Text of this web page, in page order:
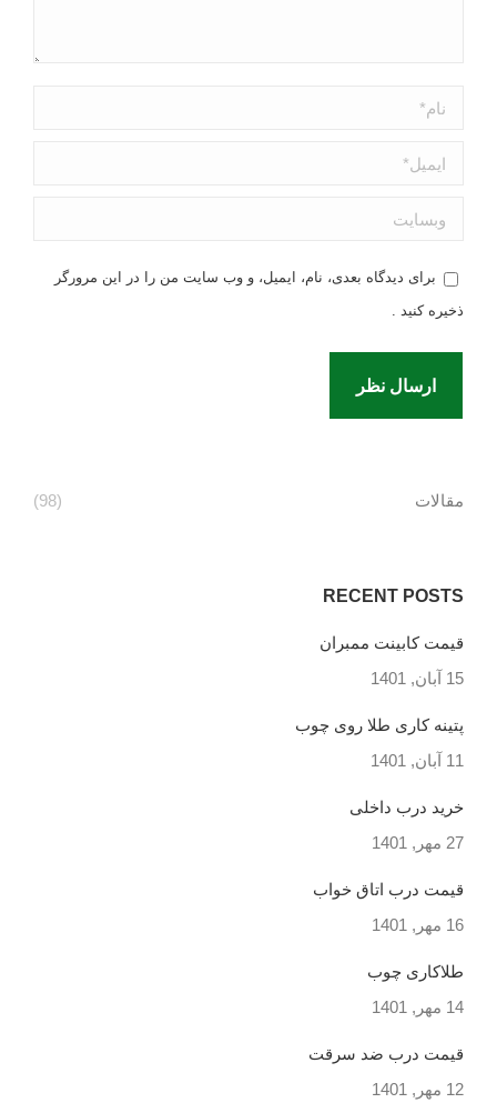
نام *
ایمیل *
وبسایت
برای دیدگاه بعدی، نام، ایمیل، و وب سایت من را در این مرورگر
ذخیره کنید .
ارسال نظر
مقالات (98)
RECENT POSTS
قیمت کابینت ممبران
15 آبان, 1401
پتینه کاری طلا روی چوب
11 آبان, 1401
خرید درب داخلی
27 مهر, 1401
قیمت درب اتاق خواب
16 مهر, 1401
طلاکاری چوب
14 مهر, 1401
قیمت درب ضد سرقت
12 مهر, 1401